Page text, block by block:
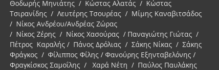
Θοδωρής Μηνιάτης / Κώστας Αλατάς / Κώστας
Τσιρανίδης / Λευτέρης Τσουρέας / Μίμης Καναβιτσάδος
/ Νίκος Ανδρέου/Ανδρέας Ζώρας
/ Νίκος Ζέρης / Νίκος Χασούρας / Παναγιώτης Γιώτας /
Πέτρος Καραλής / Πάνος Δρόλιας / Σάκης Νίκας / Σάκης
Φράγκος / Φίλιππος Φίλης / Φανούρης Εξηνταβελόνης /
Φραγκίσκος Σαμοΐλης / Χαρά Νέτη / Παύλος Παυλάκης